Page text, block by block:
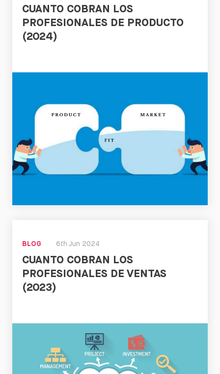
CUANTO COBRAN LOS
PROFESIONALES DE PRODUCTO
(2024)
BLOG 6th Jun 2024
CUANTO COBRAN LOS
PROFESIONALES DE VENTAS
(2023)